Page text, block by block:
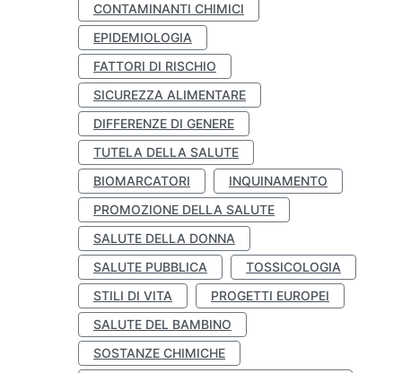
CONTAMINANTI CHIMICI
EPIDEMIOLOGIA
FATTORI DI RISCHIO
SICUREZZA ALIMENTARE
DIFFERENZE DI GENERE
TUTELA DELLA SALUTE
BIOMARCATORI
INQUINAMENTO
PROMOZIONE DELLA SALUTE
SALUTE DELLA DONNA
SALUTE PUBBLICA
TOSSICOLOGIA
STILI DI VITA
PROGETTI EUROPEI
SALUTE DEL BAMBINO
SOSTANZE CHIMICHE